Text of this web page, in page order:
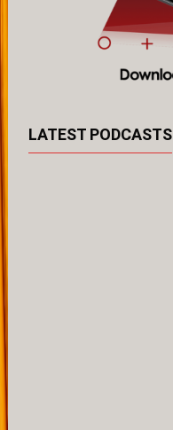
LATEST PODCASTS